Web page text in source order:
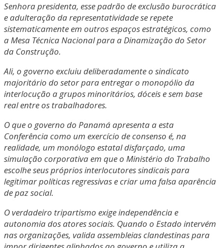
Senhora presidenta, esse padrão de exclusão burocrática
e adulteração da representatividade se repete
sistematicamente em outros espaços estratégicos, como
a Mesa Técnica Nacional para a Dinamização do Setor
da Construção.
Ali, o governo excluiu deliberadamente o sindicato
majoritário do setor para entregar o monopólio da
interlocução a grupos minoritários, dóceis e sem base
real entre os trabalhadores.
O que o governo do Panamá apresenta a esta
Conferência como um exercício de consenso é, na
realidade, um monólogo estatal disfarçado, uma
simulação corporativa em que o Ministério do Trabalho
escolhe seus próprios interlocutores sindicais para
legitimar políticas regressivas e criar uma falsa aparência
de paz social.
O verdadeiro tripartismo exige independência e
autonomia dos atores sociais. Quando o Estado intervém
nas organizações, valida assembleias clandestinas para